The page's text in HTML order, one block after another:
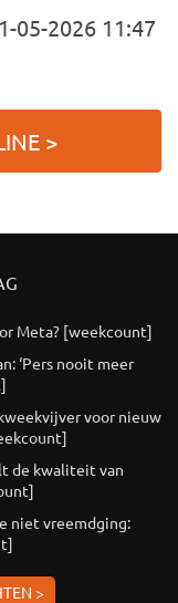
05-2026 11:47
>
Meta? [weekcount]
‘Pers nooit meer
voor nieuw
de kwaliteit van
niet vreemdging:
>